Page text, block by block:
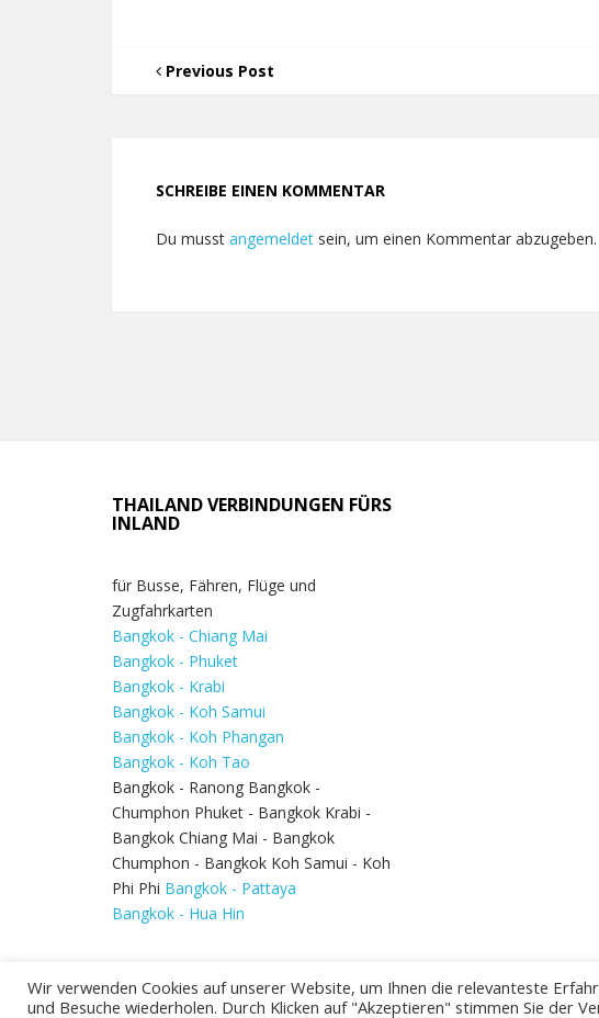
Previous Post
SCHREIBE EINEN KOMMENTAR
Du musst angemeldet sein, um einen Kommentar abzugeben.
THAILAND VERBINDUNGEN FÜRS
INLAND
für Busse, Fähren, Flüge und
Zugfahrkarten
Bangkok - Chiang Mai
Bangkok - Phuket
Bangkok - Krabi
Bangkok - Koh Samui
Bangkok - Koh Phangan
Bangkok - Koh Tao
Bangkok - Ranong Bangkok -
Chumphon Phuket - Bangkok Krabi -
Bangkok Chiang Mai - Bangkok
Chumphon - Bangkok Koh Samui - Koh
Phi Phi Bangkok - Pattaya
Bangkok - Hua Hin
Wir verwenden Cookies auf unserer Website, um Ihnen die relevanteste
und Besuche wiederholen. Durch Klicken auf "Akzeptieren" stimmen Sie der